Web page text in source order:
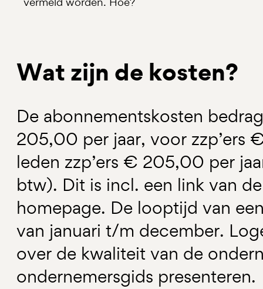
Wat zijn de kosten?
De abonnementskosten
205,00 per jaar, voor zzp’ers
leden zzp’ers € 205,00 per
btw). Dit is incl. een link van
homepage. De looptijd van
van januari t/m december.
over de kwaliteit van de
ondernemersgids presenteren.